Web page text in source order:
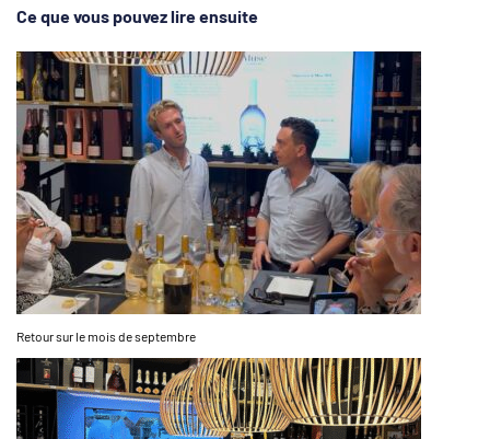
Ce que vous pouvez lire ensuite
Retour sur le mois de septembre